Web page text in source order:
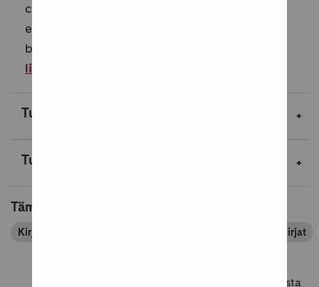
comprehensions, also the instructions to the
exercises are in English.The vocabulary in the
book is connected to the pupils' ever...
lisää
Tuotekuvaus
Tuotetiedot
Tämä tuote kuuluu tuoteryhmiin
Kirjapassin tuoteryhmät Oppikirjat
Lue lisää tuotearvosteluista